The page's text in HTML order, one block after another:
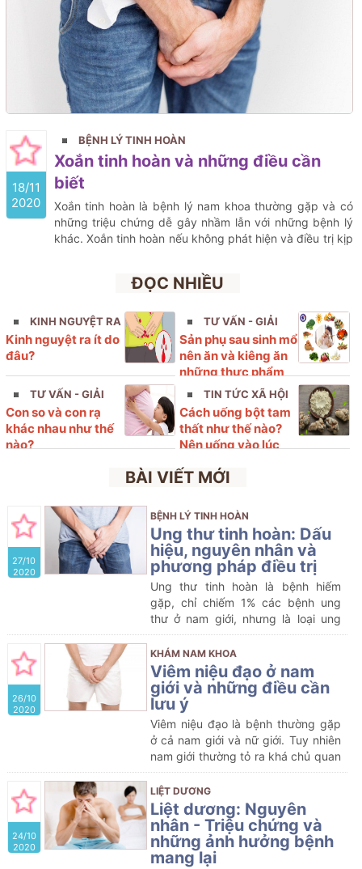
18/11
2020
BỆNH LÝ TINH HOÀN
Xoắn tinh hoàn và những điều cần
biết
Xoắn tinh hoàn là bệnh lý nam khoa thường gặp và có
những triệu chứng dễ gây nhầm lẫn với những bệnh lý
khác. Xoắn tinh hoàn nếu không phát hiện và điều trị kịp
ĐỌC NHIỀU
KINH NGUYỆT RA
ÍT
Kinh nguyệt ra ít do
đâu?
TƯ VẤN - GIẢI
ĐÁP
Sản phụ sau sinh mổ
nên ăn và kiêng ăn
những thực phẩm
nào?
TƯ VẤN - GIẢI
ĐÁP
Con so và con rạ
khác nhau như thế
nào?
TIN TỨC XÃ HỘI
Cách uống bột tam
thất như thế nào?
Nên uống vào lúc
BÀI VIẾT MỚI
27/10
2020
BỆNH LÝ TINH HOÀN
Ung thư tinh hoàn: Dấu
hiệu, nguyên nhân và
phương pháp điều trị
Ung thư tinh hoàn là bệnh hiếm
gặp, chỉ chiếm 1% các bệnh ung
thư ở nam giới, nhưng là loại ung
thư có tiên lượng tốt.
26/10
2020
KHÁM NAM KHOA
Viêm niệu đạo ở nam
giới và những điều cần
lưu ý
Viêm niệu đạo là bệnh thường gặp
ở cả nam giới và nữ giới. Tuy nhiên
nam giới thường tỏ ra khá chủ quan
vì tỉ lệ mắc bệnh thấp hơn so với nữ
giới. Viêm niệu đạo nếu không được
chẩn đoán, điều trị sớm và hiệu quả
có thể sẽ ảnh hưởng nghiêm trọng
đến khả năng sinh sản ở nam giới.
24/10
2020
LIỆT DƯƠNG
Liệt dương: Nguyên
nhân - Triệu chứng và
những ảnh hưởng bệnh
mang lại